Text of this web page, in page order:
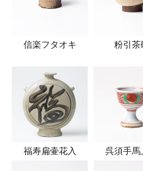
信楽フタオキ 粉引茶
福寿扁壷花入 呉須手馬